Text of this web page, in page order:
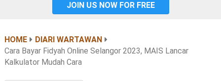
JOIN US NOW FOR FREE
HOME
DIARI WARTAWAN
Cara Bayar Fidyah Online Selangor 2023, MAIS Lancar
Kalkulator Mudah Cara